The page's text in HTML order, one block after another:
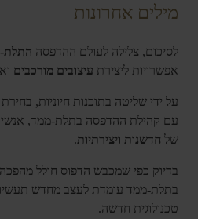
מילים אחרונות
לסיכום, צלילה לעולם ההדפסה
אפשרויות ליצירת עיצובים מורכבים
על ידי שליטה בתוכנות חיוניות,
עם קהילת ההדפסה בתלת-ממד,
של חדשנות ויצירתיות.
בדיוק כפי שמכבש הדפוס חולל
בתלת-ממד עומדת לעצב מחדש
טכנולוגית חדשה.